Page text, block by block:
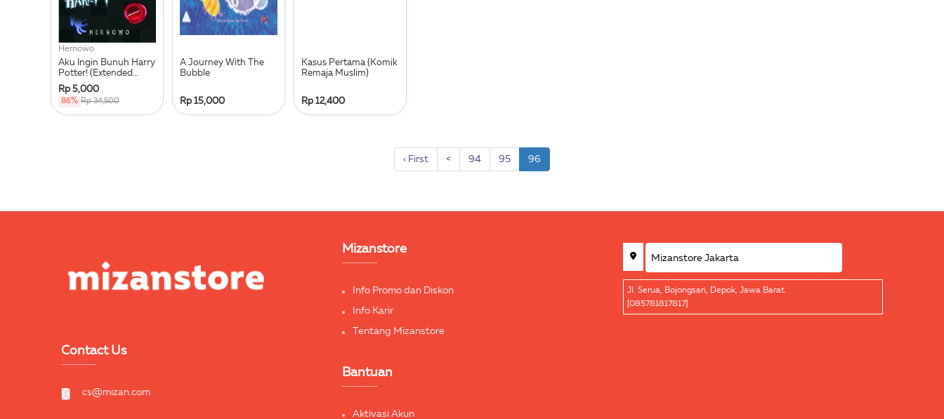
Hernowo
Aku Ingin Bunuh Harry
Potter! (Extended
Version!)
Rp 5,000
86% Rp 34,500
A Journey With The
Bubble
Rp 15,000
Kasus Pertama (Komik
Remaja Muslim)
Rp 12,400
‹ First < 94 95 96
Contact Us
cs@mizan.com
Mizanstore
Info Promo dan Diskon
Info Karir
Tentang Mizanstore
Bantuan
Aktivasi Akun
Jl. Serua, Bojongsari, Depok, Jawa Barat.
[085781817817]